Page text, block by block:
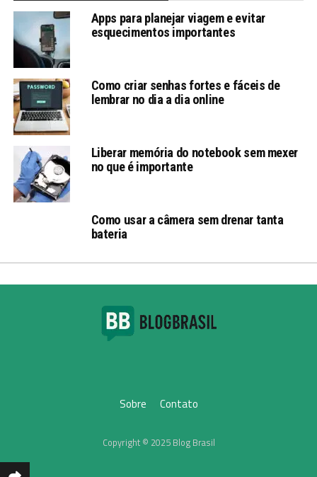
Apps para planejar viagem e evitar
esquecimentos importantes
Como criar senhas fortes e fáceis de
lembrar no dia a dia online
Liberar memória do notebook sem mexer
no que é importante
Como usar a câmera sem drenar tanta
bateria
Sobre Contato
Copyright © 2025 Blog Brasil